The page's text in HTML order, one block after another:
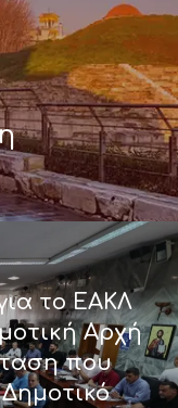
το ΕΑΚΛ
Αρχή
που